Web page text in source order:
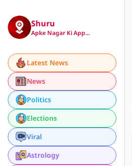
Shuru
Apke Nagar Ki App…
Latest News
News
Politics
Elections
Viral
Astrology